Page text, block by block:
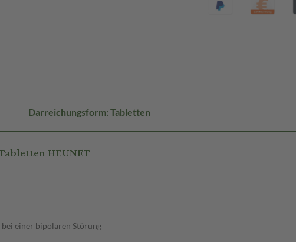
Darreichungsform: Tabletten
HEUNET
einer bipolaren Störung